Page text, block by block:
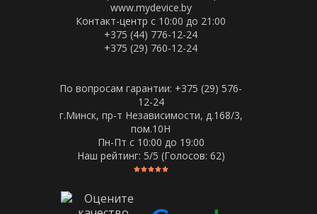
www.mydevice.by
Контакт-центр с 10:00 до 21:00
+375 (44) 776-12-24
+375 (29) 760-12-24
По вопросам гарантии: +375 (29) 576-
12-24
г.Минск, пр-т Независимости, д.168/3,
пом.10Н
Пн-Пт c 10:00 до 19:00
Наш рейтинг: 5/5 (Голосов: 62)